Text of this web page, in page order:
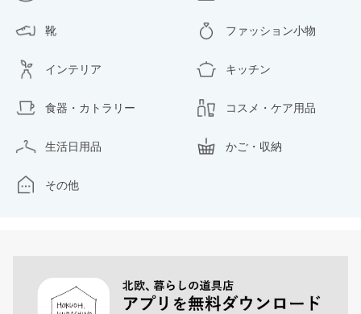
靴 ファッション小物
インテリア キッチン
食器・カトラリー コスメ・ケア用品
生活日用品 かご・収納
その他